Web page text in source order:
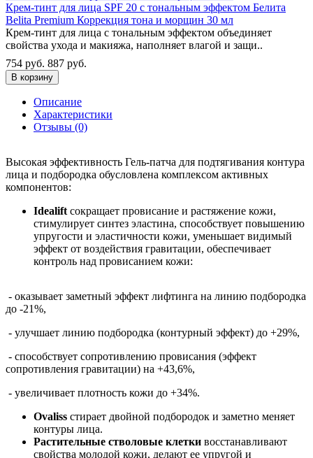
Крем-тинт для лица SPF 20 с тональным эффектом Белита
Belita Premium Коррекция тона и морщин 30 мл
Крем-тинт для лица с тональным эффектом объединяет
свойства ухода и макияжа, наполняет влагой и защи..
754 руб. 887 руб.
В корзину
Описание
Характеристики
Отзывы (0)
Высокая эффективность Гель-патча для подтягивания контура
лица и подбородка обусловлена комплексом активных
компонентов:
Idealift сокращает провисание и растяжение кожи,
стимулирует синтез эластина, способствует повышению
упругости и эластичности кожи, уменьшает видимый
эффект от воздействия гравитации, обеспечивает
контроль над провисанием кожи:
- оказывает заметный эффект лифтинга на линию подбородка
до -21%,
- улучшает линию подбородка (контурный эффект) до +29%,
- способствует сопротивлению провисания (эффект
сопротивления гравитации) на +43,6%,
- увеличивает плотность кожи до +34%.
Ovaliss стирает двойной подбородок и заметно меняет
контуры лица.
Растительные стволовые клетки восстанавливают
свойства молодой кожи, делают ее упругой и